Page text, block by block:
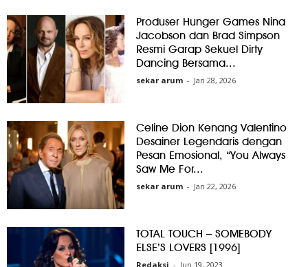
Produser Hunger Games Nina
Jacobson dan Brad Simpson
Resmi Garap Sekuel Dirty
Dancing Bersama...
sekar arum - Jan 28, 2026
Celine Dion Kenang Valentino
Desainer Legendaris dengan
Pesan Emosional, “You Always
Saw Me For...
sekar arum - Jan 22, 2026
TOTAL TOUCH – SOMEBODY
ELSE’S LOVERS [1996]
Redaksi - Jun 19, 2023